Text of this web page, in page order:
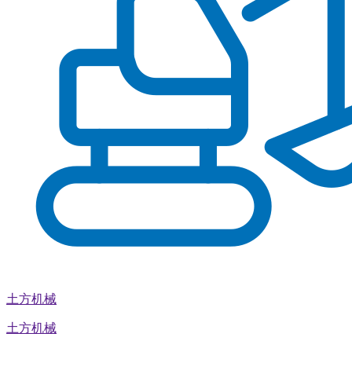
土方机械
土方机械